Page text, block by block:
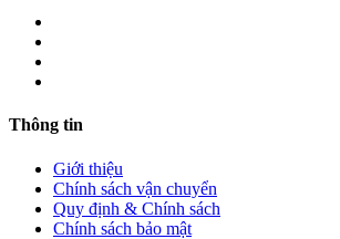
Thông tin
Giới thiệu
Chính sách vận chuyển
Quy định & Chính sách
Chính sách bảo mật